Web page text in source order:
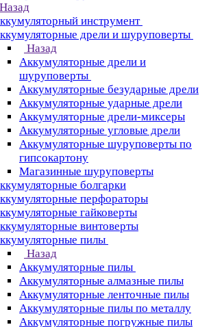
Назад
инструмент
дрели и шуруповерты
Назад
Аккумуляторные дрели и
шуруповерты
Аккумуляторные безударные дрели
Аккумуляторные ударные дрели
Аккумуляторные дрели-миксеры
Аккумуляторные угловые дрели
Аккумуляторные шуруповерты по
гипсокартону
Магазинные шуруповерты
болгарки
перфораторы
гайковерты
винтоверты
пилы
Назад
Аккумуляторные пилы
Аккумуляторные алмазные пилы
Аккумуляторные ленточные пилы
Аккумуляторные пилы по металлу
Аккумуляторные погружные пилы